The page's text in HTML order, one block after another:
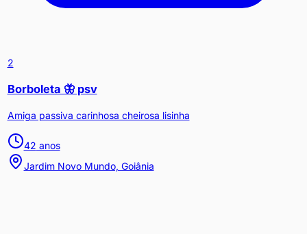
2
Borboleta 🦋 psv
Amiga passiva carinhosa cheirosa lisinha
42 anos
Jardim Novo Mundo, Goiânia